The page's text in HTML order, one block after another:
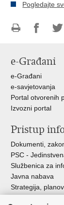
Pogledajte
Facebooku
e-Građani
e-Građani
e-savjetovanja
Portal otvorenih
Izvozni portal
Pristup
Dokumenti,
PSC -
Službenica za
Javna nabava
Strategija,